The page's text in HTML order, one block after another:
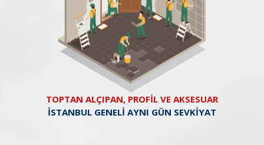
TOPTAN ALÇIPAN, PROFİL VE AKSESUAR
İSTANBUL GENELİ AYNI GÜN SEVKİYAT